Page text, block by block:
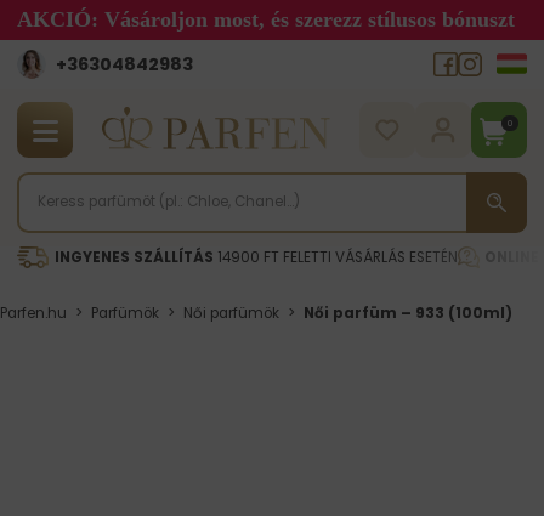
AKCIÓ: Vásároljon most, és szerezz stílusos bónuszt
+36304842983
0
INGYENES SZÁLLÍTÁS 14900 FT FELETTI VÁSÁRLÁS ESETÉN
Parfen.hu > Parfümök > Női parfümök > Női parfüm – 933 (100ml)